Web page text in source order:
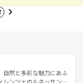
自然と多彩な魅力にあふ
レンツェのルネッサンス